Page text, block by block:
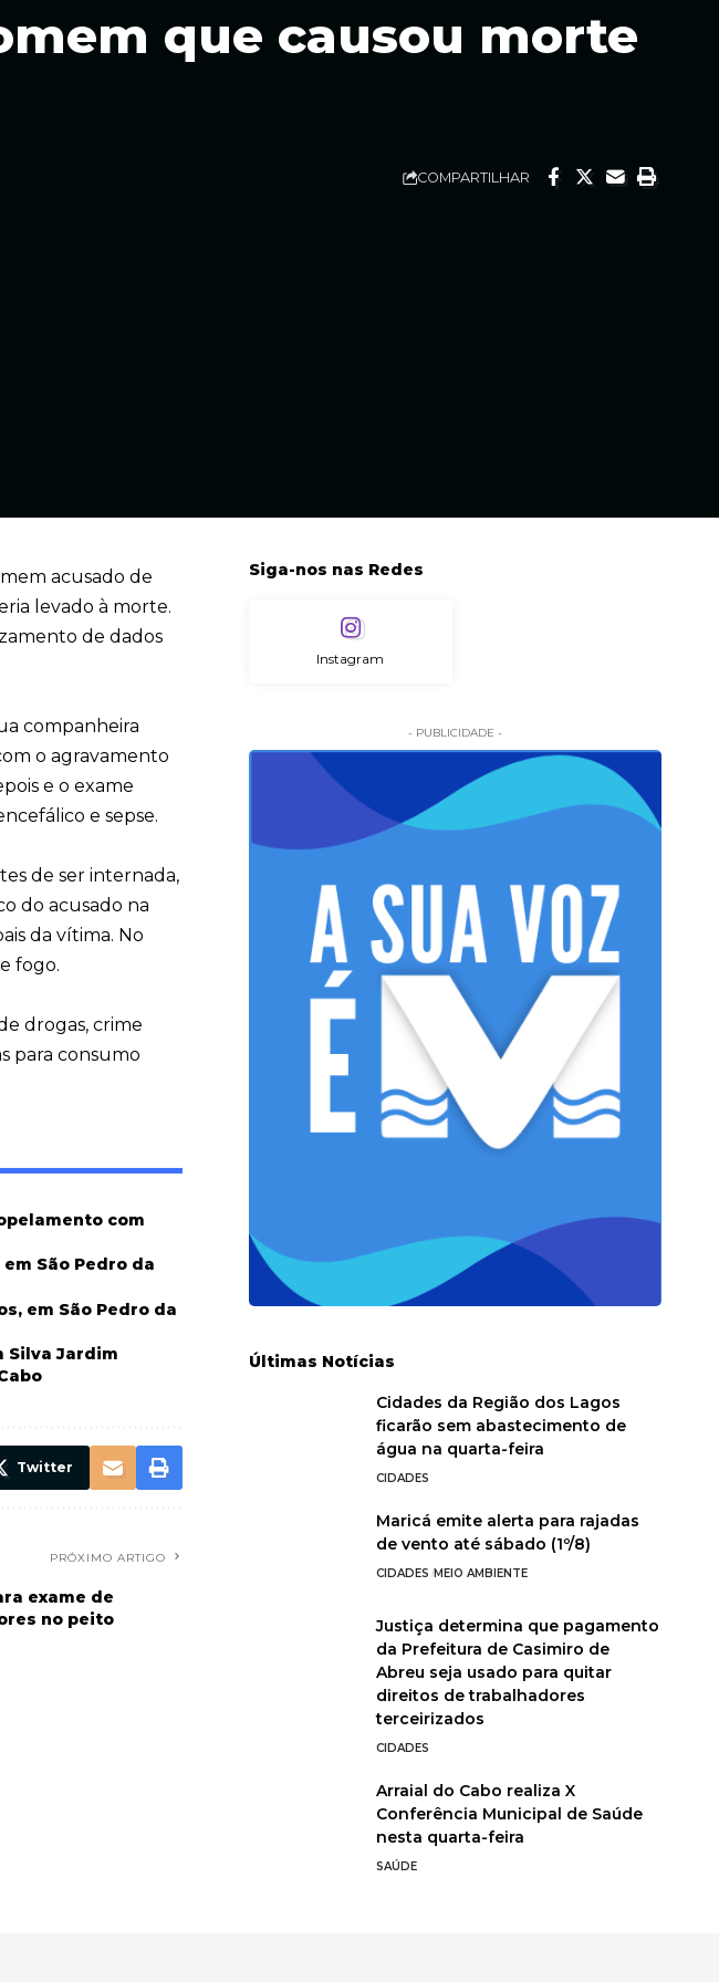
que causou morte
COMPARTILHAR
acusado de
levado à morte.
de dados
companheira
o agravamento
e o exame
e sepse.
de ser internada,
do acusado na
da vítima. No
fogo.
drogas, crime
para consumo
com
São Pedro da
em São Pedro da
Silva Jardim
Twitter
PRÓXIMO ARTIGO
exame de
no peito
Siga-nos nas Redes
Instagram
- PUBLICIDADE -
Últimas Notícias
Cidades da Região dos Lagos
ficarão sem abastecimento de
água na quarta-feira
CIDADES
Maricá emite alerta para rajadas
de vento até sábado (1º/8)
CIDADES MEIO AMBIENTE
Justiça determina que pagamento
da Prefeitura de Casimiro de
Abreu seja usado para quitar
direitos de trabalhadores
terceirizados
CIDADES
Arraial do Cabo realiza X
Conferência Municipal de Saúde
nesta quarta-feira
SAÚDE